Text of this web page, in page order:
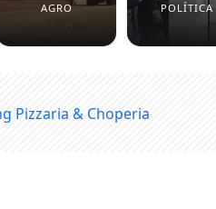
AGRO POLÍTICA